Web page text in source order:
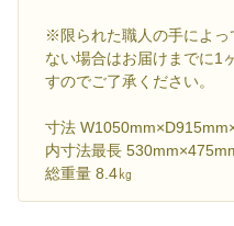
※限られた職人の手によっ
ない場合はお届けまでに1
すのでご了承ください。
寸法
内寸法最長
総重量 8.4㎏